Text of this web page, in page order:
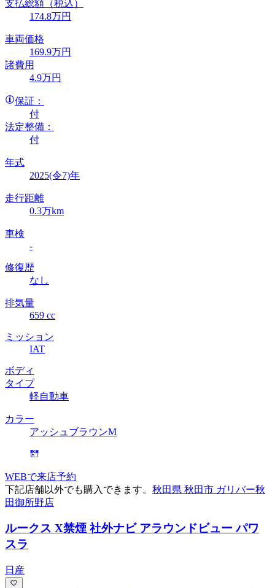
支払総額 （税込）
174.8万円
車両価格
169.9万円
諸費用
4.9万円
保証：
付
法定整備：
付
年式
2025(令7)年
走行距離
0.3万km
車検
-
修復歴
なし
排気量
659 cc
ミッション
IAT
ボディ
タイプ
軽自動車
カラー
アッシュブラウンM
WEBで来店予約
下記店舗以外でも購入できます。 秋田県 秋田市 ガリバー秋
田御所野店
ルークス X禁煙 社外ナビ アラウンドビュー パワ
スラ
日産